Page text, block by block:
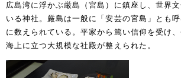
広島湾に浮かぶ厳島（宮島）に鎮座し、世界
いる神社。厳島は一般に「安芸の宮島」とも
に数えられている。平家から篤い信仰を受け
海上に立つ大規模な社殿が整えられた。